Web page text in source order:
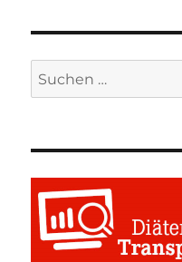
Suchen
nach: